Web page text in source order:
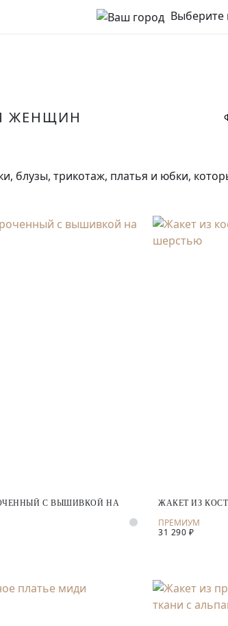
Выберите
ЖЕНЩИН
блузы, трикотаж, платья и юбки,
С ВЫШИВКОЙ НА
ЖАКЕТ ИЗ
31 290 ₽